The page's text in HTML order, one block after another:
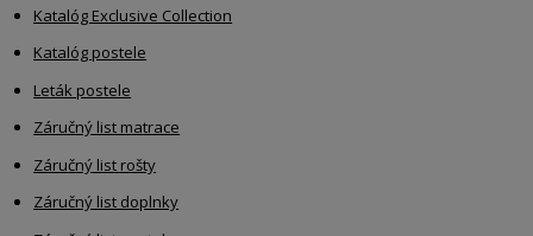
Katalóg Exclusive Collection
Katalóg postele
Leták postele
Záručný list matrace
Záručný list rošty
Záručný list doplnky